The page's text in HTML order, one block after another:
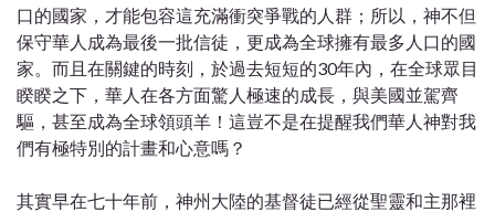
口的國家，才能包容這充滿衝突爭戰的人群；所以，神不但
保守華人成為最後一批信徒，更成為全球擁有最多人口的國
家
而且在關鍵的時刻，於過去短短的30年內，在全球眾目
睽睽之下，華人在各方面驚人極速的成長，與美國並駕齊
驅，甚至成為全球領頭羊！這豈不是在提醒我們華人神對我
們有極特別的計畫和心意嗎？
其實早在七十年前，神州大陸的基督徒已經從聖靈和主那裡